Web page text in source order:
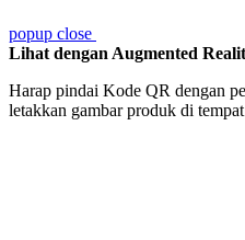
popup close
Lihat dengan Augmented
Harap pindai Kode QR dengan
letakkan gambar produk di